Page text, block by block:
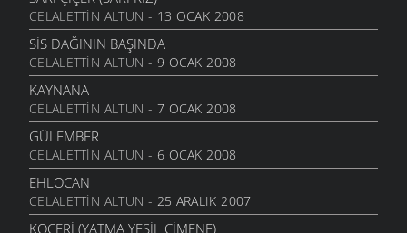
CELALETTIN ALTUN - 13 OCAK 2008
SIS DAĞININ BAŞINDA
CELALETTIN ALTUN - 9 OCAK 2008
KAYNANA
CELALETTIN ALTUN - 7 OCAK 2008
GÜLEMBER
CELALETTIN ALTUN - 6 OCAK 2008
EHLOCAN
CELALETTIN ALTUN - 25 ARALIK 2007
KOÇERI (YATMA YEŞIL ÇIMENE)